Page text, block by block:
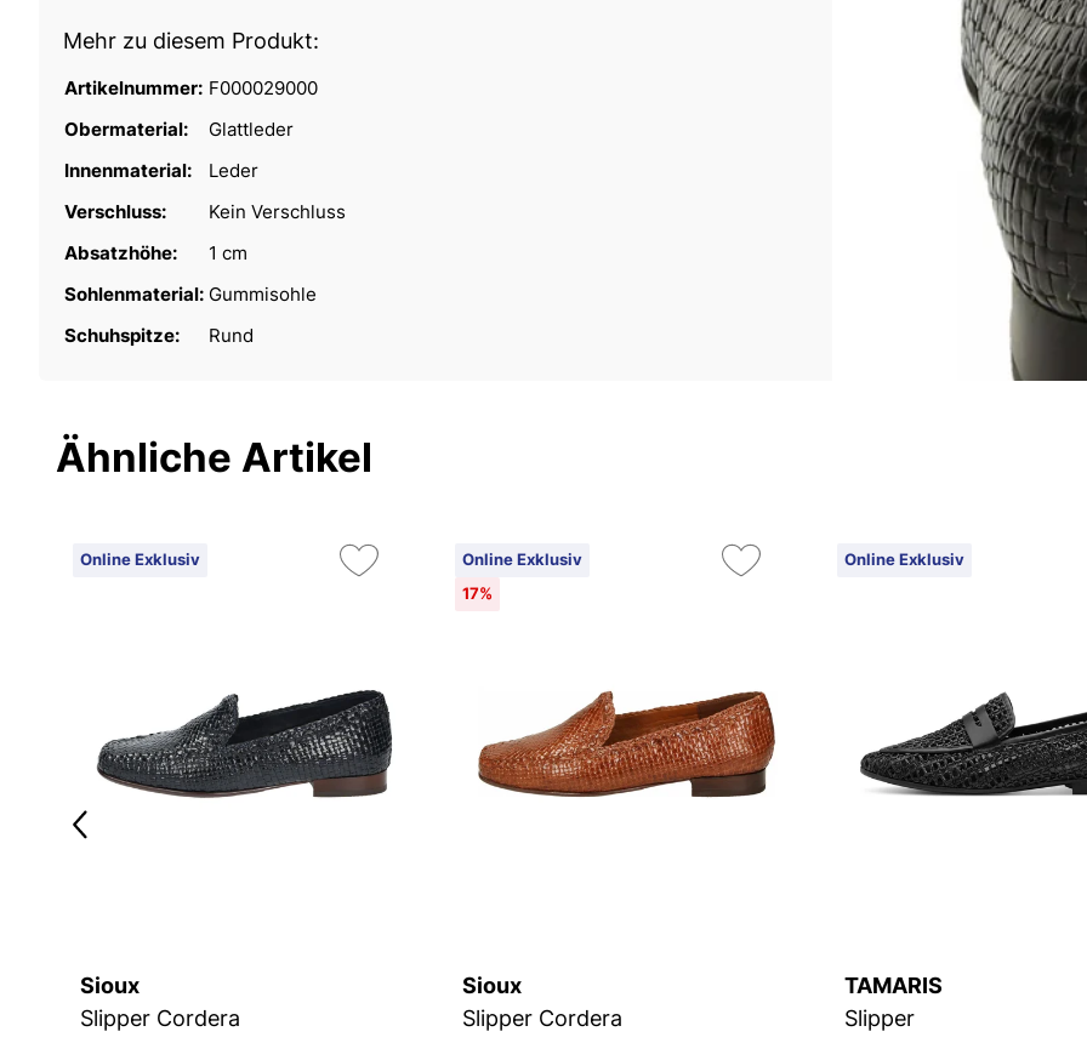
Mehr zu diesem Produkt:
Artikelnummer: F000029000
Obermaterial:
Glattleder
Innenmaterial:
Leder
Verschluss:
Kein Verschluss
Absatzhöhe:
1 cm
Sohlenmaterial: Gummisohle
Schuhspitze:
Rund
Ähnliche Artikel
Online Exklusiv
Sioux
Slipper Cordera
Online Exklusiv
17%
Sioux
Slipper Cordera
Online Exklusiv
TAMARIS
Slipper